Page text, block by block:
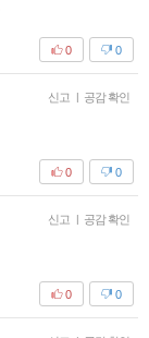
0
0
신고 | 공감 확인
0
0
신고 | 공감 확인
0
0